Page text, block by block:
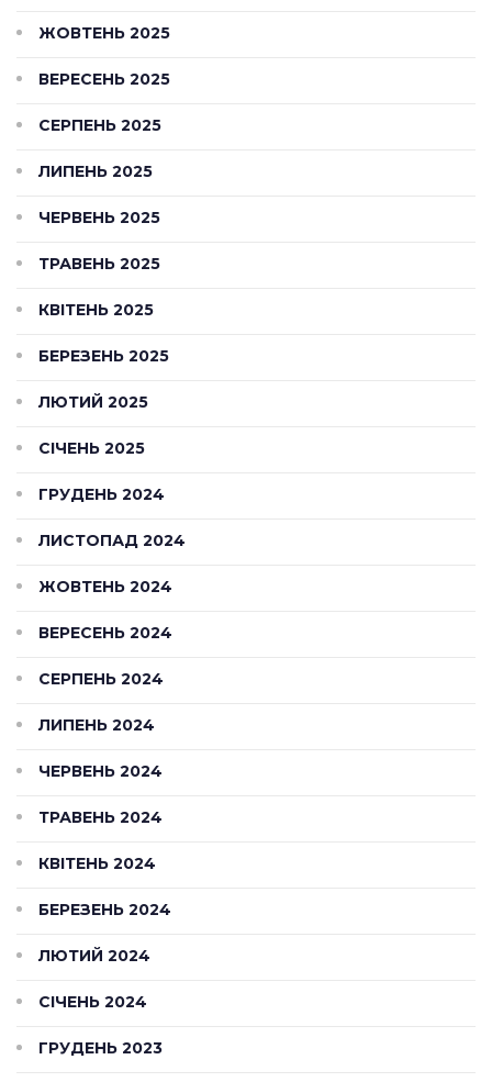
ЖОВТЕНЬ 2025
ВЕРЕСЕНЬ 2025
СЕРПЕНЬ 2025
ЛИПЕНЬ 2025
ЧЕРВЕНЬ 2025
ТРАВЕНЬ 2025
КВІТЕНЬ 2025
БЕРЕЗЕНЬ 2025
ЛЮТИЙ 2025
СІЧЕНЬ 2025
ГРУДЕНЬ 2024
ЛИСТОПАД 2024
ЖОВТЕНЬ 2024
ВЕРЕСЕНЬ 2024
СЕРПЕНЬ 2024
ЛИПЕНЬ 2024
ЧЕРВЕНЬ 2024
ТРАВЕНЬ 2024
КВІТЕНЬ 2024
БЕРЕЗЕНЬ 2024
ЛЮТИЙ 2024
СІЧЕНЬ 2024
ГРУДЕНЬ 2023